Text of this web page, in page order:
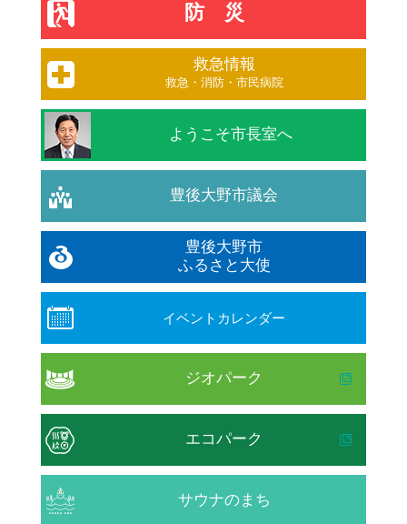
防災
救急情報
救急・消防・市民病院
ようこそ市長室へ
豊後大野市議会
豊後大野市
ふるさと大使
イベントカレンダー
ジオパーク
エコパーク
サウナのまち